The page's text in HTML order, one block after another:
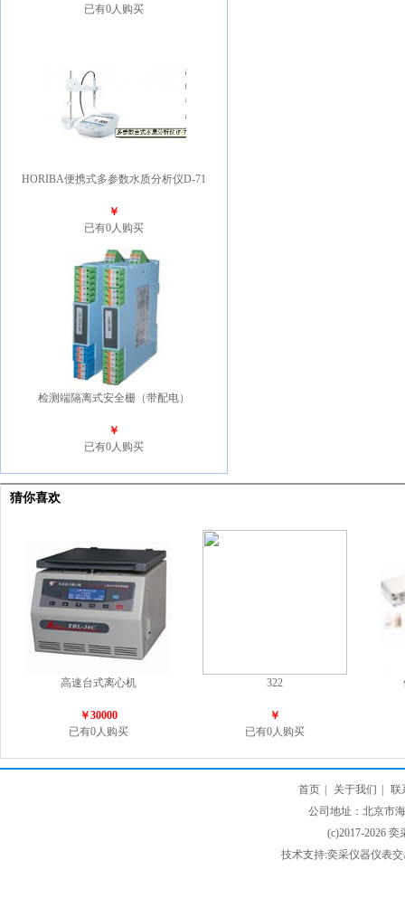
已有0人购买
HORIBA便携式多参数水质分析仪D-71
￥
已有0人购买
检测端隔离式安全栅（带配电）
￥
已有0人购买
猜你喜欢
高速台式离心机
￥30000
已有0人购买
322
￥
已有0人购买
首页 关于我们
联
公司地址：北京市
(c)2017-2026
技术支持:奕采仪器仪表